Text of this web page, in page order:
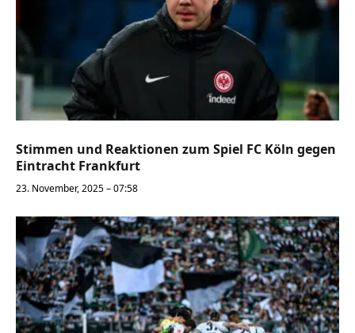
Stimmen und Reaktionen zum Spiel FC Köln gegen
Eintracht Frankfurt
23. November, 2025 – 07:58